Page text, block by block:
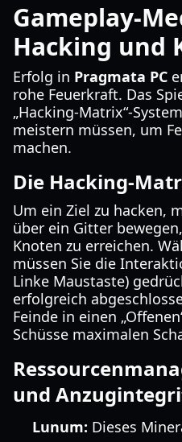
Gameplay-
Hacking und
Erfolg in Pragmata PC
rohe Feuerkraft. Das
„Hacking-Matrix“-
meistern müssen, um
machen.
Die Hacking-
Um ein Ziel zu hacken,
über ein Gitter
Knoten zu erreichen.
müssen Sie die
Linke Maustaste)
erfolgreich
Feinde in einen
Schüsse maximalen
und
Lunum: Dieses